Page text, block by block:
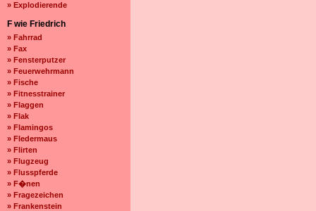
» Explodierende
F wie Friedrich
» Fahrrad
» Fax
» Fensterputzer
» Feuerwehrmann
» Fische
» Fitnesstrainer
» Flaggen
» Flak
» Flamingos
» Fledermaus
» Flirten
» Flugzeug
» Flusspferde
» F�nen
» Fragezeichen
» Frankenstein